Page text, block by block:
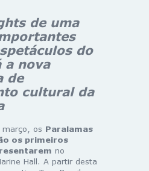
de uma
do
a nova
de
cultural da
março, os Paralamas
os primeiros
no
Hall. A partir desta